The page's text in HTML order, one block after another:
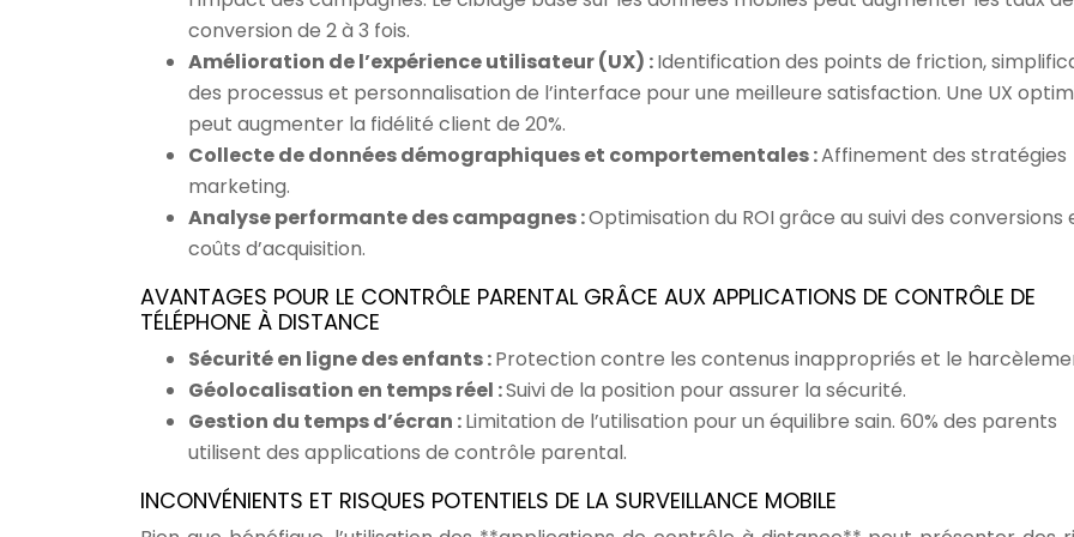
conversion de 2 à 3 fois.
Amélioration de l’expérience utilisateur (UX) :Identification des points de friction,
des processus et personnalisation de l’interface pour une meilleure satisfaction. Une UX
peut augmenter la fidélité client de 20%.
Collecte de données démographiques et comportementales :Affinement des stratégies
marketing.
Analyse performante des campagnes :Optimisation du ROI grâce au suivi des conversions
coûts d’acquisition.
AVANTAGES POUR LE CONTRÔLE PARENTAL GRÂCE AUX APPLICATIONS DE CONTRÔLE DE
TÉLÉPHONE À DISTANCE
Sécurité en ligne des enfants :Protection contre les contenus inappropriés et le
Géolocalisation en temps réel :Suivi de la position pour assurer la sécurité.
Gestion du temps d’écran :Limitation de l’utilisation pour un équilibre sain. 60% des parents
utilisent des applications de contrôle parental.
INCONVÉNIENTS ET RISQUES POTENTIELS DE LA SURVEILLANCE MOBILE